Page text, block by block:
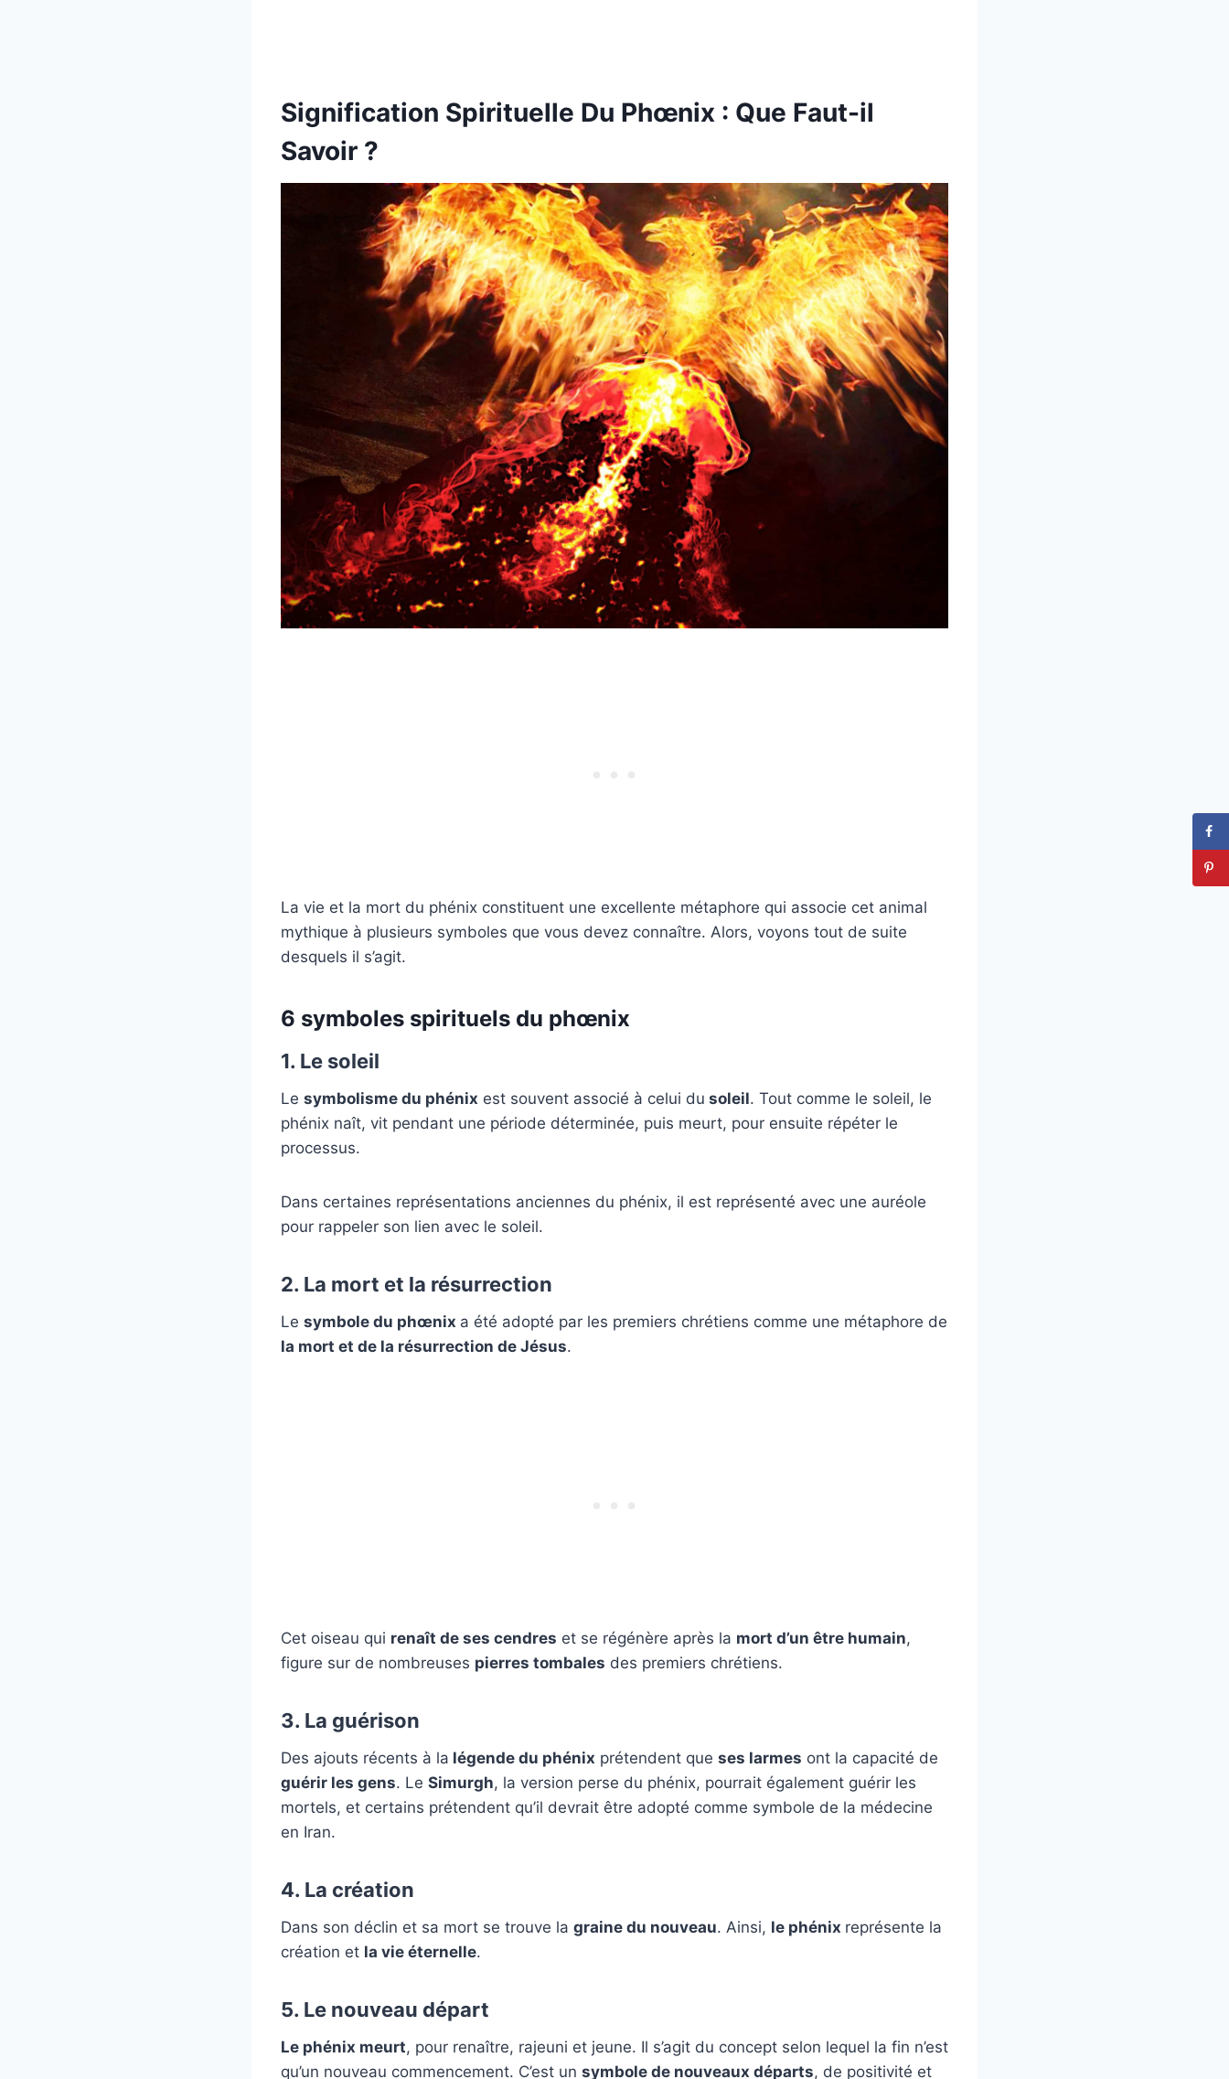
Signification Spirituelle Du Phœnix : Que Faut-il
Savoir ?
La vie et la mort du phénix constituent une excellente métaphore qui associe cet animal
mythique à plusieurs symboles que vous devez connaître. Alors, voyons tout de suite
desquels il s’agit.
6 symboles spirituels du phœnix
1. Le soleil
Le symbolisme du phénix est souvent associé à celui du soleil. Tout comme le soleil, le
phénix naît, vit pendant une période déterminée, puis meurt, pour ensuite répéter le
processus.
Dans certaines représentations anciennes du phénix, il est représenté avec une auréole
pour rappeler son lien avec le soleil.
2. La mort et la résurrection
Le symbole du phœnix a été adopté par les premiers chrétiens comme une métaphore de
la mort et de la résurrection de Jésus.
Cet oiseau qui renaît de ses cendres et se régénère après la mort d’un être humain,
figure sur de nombreuses pierres tombales des premiers chrétiens.
3. La guérison
Des ajouts récents à la légende du phénix prétendent que ses larmes ont la capacité de
guérir les gens. Le Simurgh, la version perse du phénix, pourrait également guérir les
mortels, et certains prétendent qu’il devrait être adopté comme symbole de la médecine
en Iran.
4. La création
Dans son déclin et sa mort se trouve la graine du nouveau. Ainsi, le phénix représente la
création et la vie éternelle.
5. Le nouveau départ
Le phénix meurt, pour renaître, rajeuni et jeune. Il s’agit du concept selon lequel la fin n’est
qu’un nouveau commencement. C’est un symbole de nouveaux départs, de positivité et